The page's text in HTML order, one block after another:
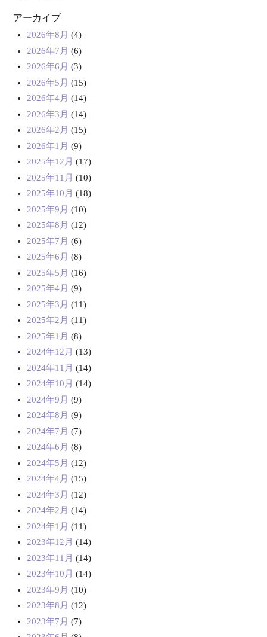
アーカイブ
2026年8月 (4)
2026年7月 (6)
2026年6月 (3)
2026年5月 (15)
2026年4月 (14)
2026年3月 (14)
2026年2月 (15)
2026年1月 (9)
2025年12月 (17)
2025年11月 (10)
2025年10月 (18)
2025年9月 (10)
2025年8月 (12)
2025年7月 (6)
2025年6月 (8)
2025年5月 (16)
2025年4月 (9)
2025年3月 (11)
2025年2月 (11)
2025年1月 (8)
2024年12月 (13)
2024年11月 (14)
2024年10月 (14)
2024年9月 (9)
2024年8月 (9)
2024年7月 (7)
2024年6月 (8)
2024年5月 (12)
2024年4月 (15)
2024年3月 (12)
2024年2月 (14)
2024年1月 (11)
2023年12月 (14)
2023年11月 (14)
2023年10月 (14)
2023年9月 (10)
2023年8月 (12)
2023年7月 (7)